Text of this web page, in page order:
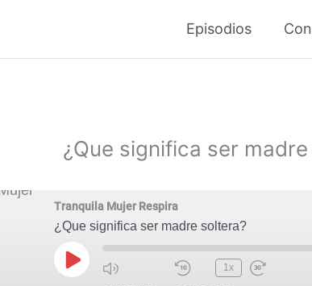
Episodios
¿Que significa ser
Tranquila Mujer Respira
¿Que significa ser madre soltera?
Reproducir
episodio
1x